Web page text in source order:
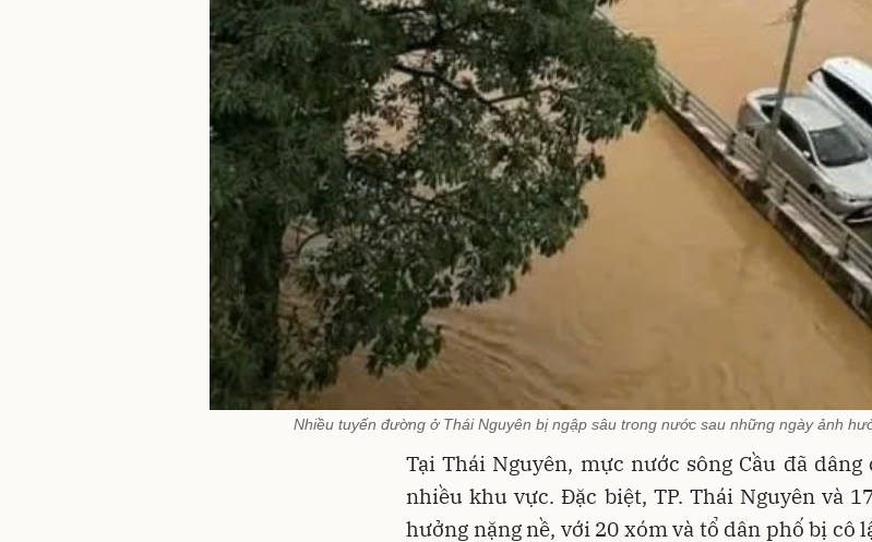
Nhiều tuyến đường ở Thái Nguyên bị ngập sâu trong nước sau những ngày ảnh
Tại Thái Nguyên, mực nước sông Cầu đã dâng
nhiều khu vực. Đặc biệt, TP. Thái Nguyên và
hưởng nặng nề, với 20 xóm và tổ dân phố bị cô